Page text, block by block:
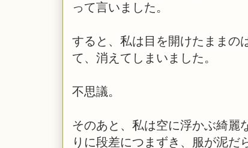
って言いました。
すると、私は目を開けたままの
て、消えてしまいました。
不思議。
そのあと、私は空に浮かぶ綺麗
りに段差につまずき、服が泥だ